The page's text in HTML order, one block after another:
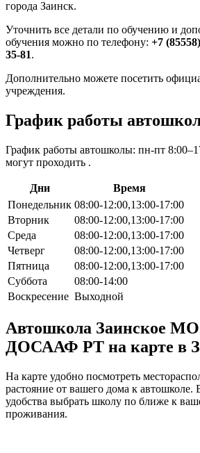
города Заинск.
Уточнить все детали по обучению и
обучения можно по телефону: +7
35-81.
Дополнительно можете посетить
учреждения.
График работы
График работы автошколы: пн-пт
могут проходить .
Дни
Время
Понедельник 08:00-12:00,13:00-17:00
Вторник
08:00-12:00,13:00-17:00
Среда
08:00-12:00,13:00-17:00
Четверг
08:00-12:00,13:00-17:00
Пятница
08:00-12:00,13:00-17:00
Суббота
08:00-14:00
Воскресение Выходной
Автошкола Заинское МО
ДОСААФ РТ на карте в
На карте удобно посмотреть
растояние от вашего дома к автошколе.
удобства выбрать школу по ближе к
проживания.